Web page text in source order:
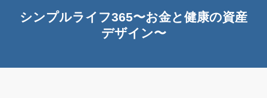
シンプルライフ365〜お金と健康の資産
デザイン〜